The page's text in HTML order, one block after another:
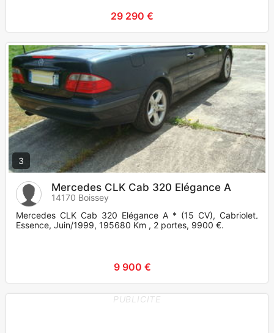
29 290 €
3
Mercedes CLK Cab 320 Elégance A
14170 Boissey
Mercedes CLK Cab 320 Elégance A * (15 CV), Cabriolet,
Essence, Juin/1999, 195680 Km , 2 portes, 9900 €.
9 900 €
PUBLICITE